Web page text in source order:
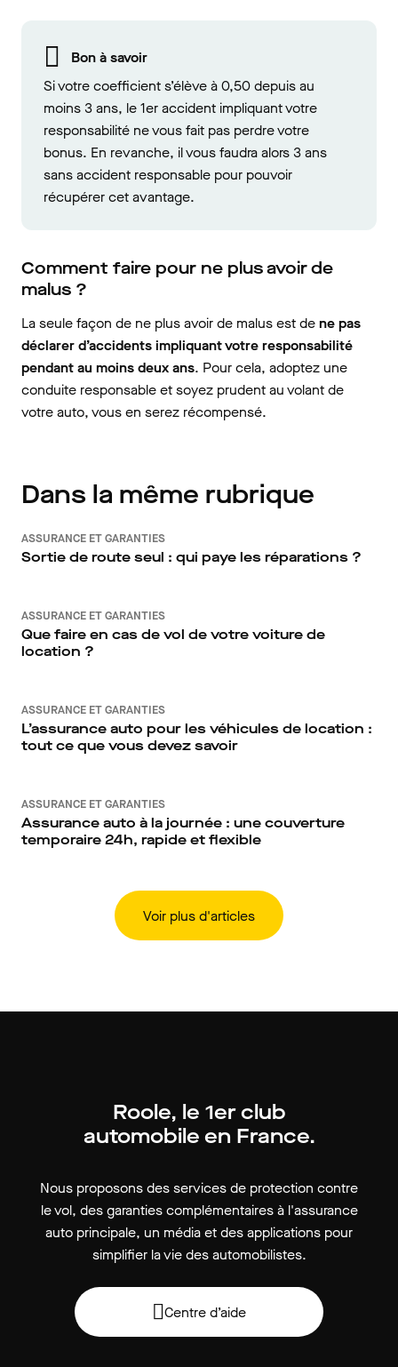
Bon à savoir
Si votre coefficient s’élève à 0,50 depuis au
moins 3 ans, le 1er accident impliquant votre
responsabilité ne vous fait pas perdre votre
bonus. En revanche, il vous faudra alors 3 ans
sans accident responsable pour pouvoir
récupérer cet avantage.
Comment faire pour ne plus avoir de
malus ?
La seule façon de ne plus avoir de malus est dene pas
déclarer d’accidents impliquant votre responsabilité
pendant au moins deux ans. Pour cela, adoptez une
conduite responsable et soyez prudent au volant de
votre auto, vous en serez récompensé.
Dans la même rubrique
ASSURANCE ET GARANTIES
Sortie de route seul : qui paye les réparations ?
ASSURANCE ET GARANTIES
Que faire en cas de vol de votre voiture de
location ?
ASSURANCE ET GARANTIES
L’assurance auto pour les véhicules de location :
tout ce que vous devez savoir
ASSURANCE ET GARANTIES
Assurance auto à la journée : une couverture
temporaire 24h, rapide et flexible
Voir plus d'articles
Roole, le 1er club
automobile en France.
Nous proposons des services de protection contre
le vol, des garanties complémentaires à l'assurance
auto principale, un média et des applications pour
simplifier la vie des automobilistes.
Centre d’aide